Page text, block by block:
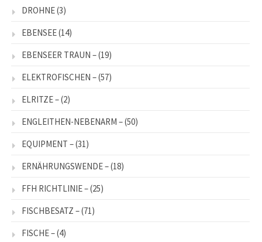
DROHNE(3)
EBENSEE(14)
EBENSEER TRAUN –(19)
ELEKTROFISCHEN –(57)
ELRITZE –(2)
ENGLEITHEN-NEBENARM –(50)
EQUIPMENT –(31)
ERNÄHRUNGSWENDE –(18)
FFH RICHTLINIE –(25)
FISCHBESATZ –(71)
FISCHE –(4)